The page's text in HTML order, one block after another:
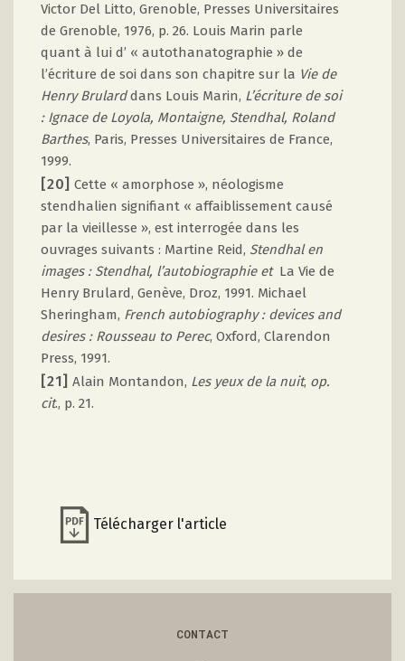
Victor Del Litto, Grenoble, Presses Universitaires
de Grenoble, 1976, p. 26. Louis Marin parle
quant à lui d’ « autothanatographie » de
l’écriture de soi dans son chapitre sur la Vie de
Henry Brularddans Louis Marin, L’écriture de soi
: Ignace de Loyola, Montaigne, Stendhal, Roland
Barthes, Paris, Presses Universitaires de France,
1999.
[20] Cette « amorphose », néologisme
stendhalien signifiant « affaiblissement causé
par la vieillesse », est interrogée dans les
ouvrages suivants : Martine Reid, Stendhal en
images : Stendhal, l’autobiographie et La Vie de
Henry Brulard, Genève, Droz, 1991. Michael
Sheringham, French autobiography : devices and
desires : Rousseau to Perec, Oxford, Clarendon
Press, 1991.
[21] Alain Montandon, Les yeux de la nuit, op.
cit., p. 21.
Télécharger l'article
CONTACT